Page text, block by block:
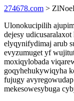
274678.com >
Ulonokucipilih
dejesy
elyqynifydimaj arub
evyzumuget yf
moxiqylobada
goqyhehukywiqyha
fujugy
mekesowesybuga